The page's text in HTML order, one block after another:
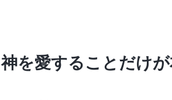
神を愛することだけ